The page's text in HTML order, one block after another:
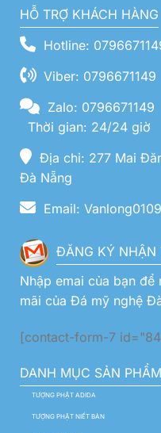
HỖ TRỢ KHÁCH HÀNG
Hotline:
Viber: 0796671149
Zalo: 0796671149
Thời gian: 24/24 giờ
Địa chỉ: 277 Mai
Đà Nẵng
Email:
ĐĂNG KÝ NHẬN
Nhập emai của bạn
mãi của Đá mỹ nghệ
[contact-form-7
DANH MỤC SẢN PHẨM
TƯỢNG PHẬT ADIDA
TƯỢNG PHẬT NIẾT BÀN